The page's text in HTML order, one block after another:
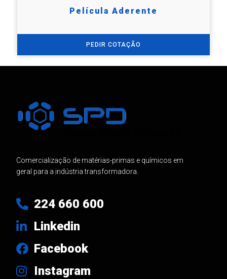
Película Aderente
PEDIR COTAÇÃO
Comercialização de matérias-primas e químicos em
geral para a indústria transformadora.
224 660 600
Linkedin
Facebook
Instagram